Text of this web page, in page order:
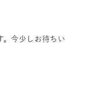
。今少しお待ちい